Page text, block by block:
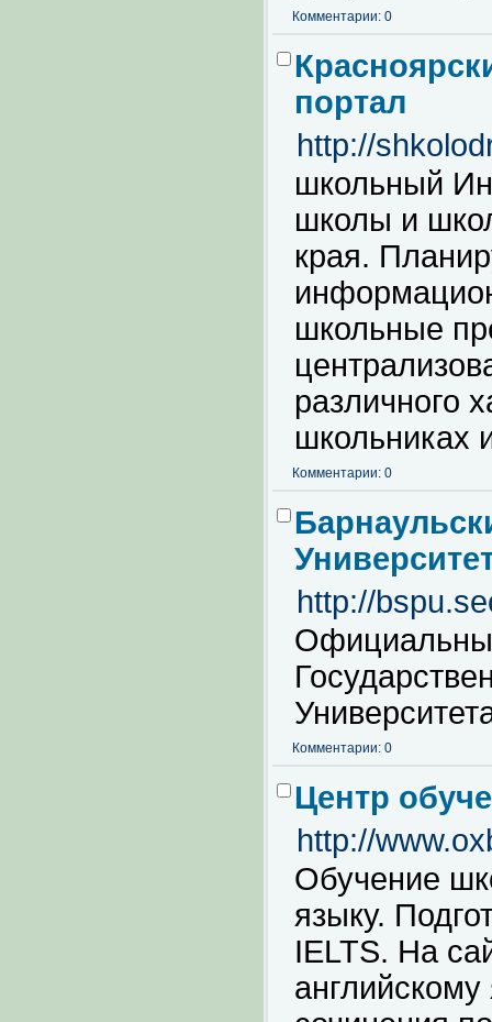
Комментарии: 0
портал
http://
школьный
школы и
края.
школьные
различного
школьниках
Комментарии: 0
http://
Комментарии: 0
Центр
http://
Обучение
языку.
IELTS. На